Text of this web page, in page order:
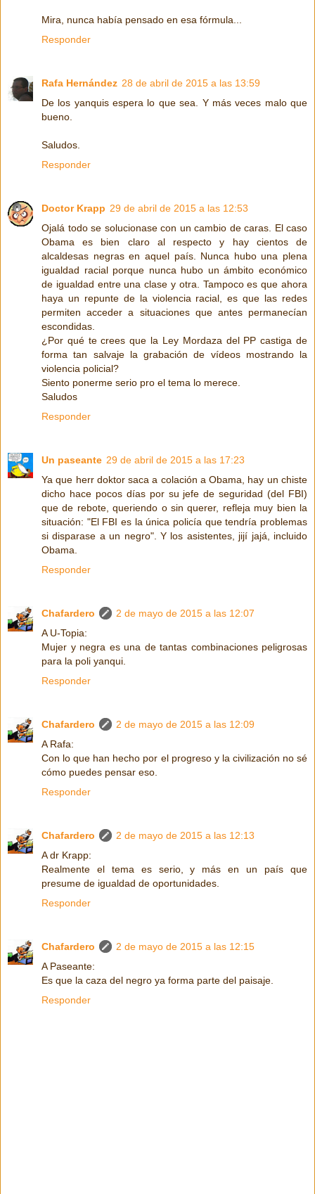
Mira, nunca había pensado en esa fórmula...
Responder
Rafa Hernández 28 de abril de 2015 a las 13:59
De los yanquis espera lo que sea. Y más veces malo que
bueno.
Saludos.
Responder
Doctor Krapp 29 de abril de 2015 a las 12:53
Ojalá todo se solucionase con un cambio de caras. El caso
Obama es bien claro al respecto y hay cientos de
alcaldesas negras en aquel país. Nunca hubo una plena
igualdad racial porque nunca hubo un ámbito económico
de igualdad entre una clase y otra. Tampoco es que ahora
haya un repunte de la violencia racial, es que las redes
permiten acceder a situaciones que antes permanecían
escondidas.
¿Por qué te crees que la Ley Mordaza del PP castiga de
forma tan salvaje la grabación de vídeos mostrando la
violencia policial?
Siento ponerme serio pro el tema lo merece.
Saludos
Responder
Un paseante 29 de abril de 2015 a las 17:23
Ya que herr doktor saca a colación a Obama, hay un chiste
dicho hace pocos días por su jefe de seguridad (del FBI)
que de rebote, queriendo o sin querer, refleja muy bien la
situación: "El FBI es la única policía que tendría problemas
si disparase a un negro". Y los asistentes, jijí jajá, incluido
Obama.
Responder
Chafardero
2 de mayo de 2015 a las 12:07
A U-Topia:
Mujer y negra es una de tantas combinaciones peligrosas
para la poli yanqui.
Responder
Chafardero
2 de mayo de 2015 a las 12:09
A Rafa:
Con lo que han hecho por el progreso y la civilización no sé
cómo puedes pensar eso.
Responder
Chafardero
2 de mayo de 2015 a las 12:13
A dr Krapp:
Realmente el tema es serio, y más en un país que
presume de igualdad de oportunidades.
Responder
Chafardero
2 de mayo de 2015 a las 12:15
A Paseante:
Es que la caza del negro ya forma parte del paisaje.
Responder